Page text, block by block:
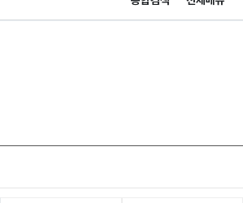
자정부 누리집입니다.